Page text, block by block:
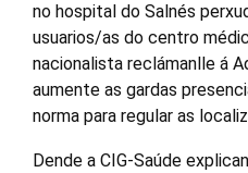
no hospital do Salnés
usuarios/as do centro
nacionalista reclámanlle á
aumente as gardas
norma para regular as
Dende a CIG-Saúde